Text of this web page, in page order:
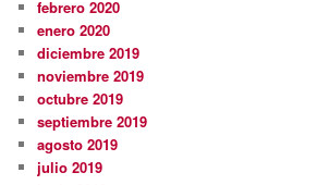
febrero 2020
enero 2020
diciembre 2019
noviembre 2019
octubre 2019
septiembre 2019
agosto 2019
julio 2019